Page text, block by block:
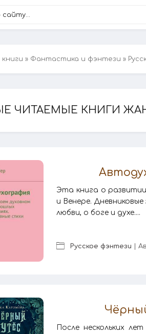
книги » Фантастика и фэнтези »
ЧИТАЕМЫЕ КНИГИ
Эта книга о
и Венере.
любви, о боге и духе....
Русское фэнтези |
После нескольких